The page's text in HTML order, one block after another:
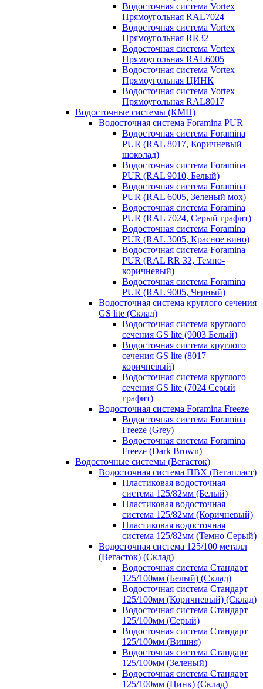
Водосточная система Vortex
Прямоугольная RAL7024
Водосточная система Vortex
Прямоугольная RR32
Водосточная система Vortex
Прямоугольная RAL6005
Водосточная система Vortex
Прямоугольная ЦИНК
Водосточная система Vortex
Прямоугольная RAL8017
Водосточные системы (КМП)
Водосточная система Foramina PUR
Водосточная система Foramina
PUR (RAL 8017, Коричневый
шоколад)
Водосточная система Foramina
PUR (RAL 9010, Белый)
Водосточная система Foramina
PUR (RAL 6005, Зеленый мох)
Водосточная система Foramina
PUR (RAL 7024, Серый графит)
Водосточная система Foramina
PUR (RAL 3005, Красное вино)
Водосточная система Foramina
PUR (RAL RR 32, Темно-
коричневый)
Водосточная система Foramina
PUR (RAL 9005, Черный)
Водосточная система круглого сечения
GS lite (Склад)
Водосточная система круглого
сечения GS lite (9003 Белый)
Водосточная система круглого
сечения GS lite (8017
коричневый)
Водосточная система круглого
сечения GS lite (7024 Серый
графит)
Водосточная система Foramina Freeze
Водосточная система Foramina
Freeze (Grey)
Водосточная система Foramina
Freeze (Dark Brown)
Водосточные системы (Вегасток)
Водосточная система ПВХ (Вегапласт)
Пластиковая водосточная
система 125/82мм (Белый)
Пластиковая водосточная
система 125/82мм (Коричневый)
Пластиковая водосточная
система 125/82мм (Темно Серый)
Водосточная система 125/100 металл
(Вегасток) (Склад)
Водосточная система Стандарт
125/100мм (Белый) (Склад)
Водосточная система Стандарт
125/100мм (Коричневый) (Склад)
Водосточная система Стандарт
125/100мм (Серый)
Водосточная система Стандарт
125/100мм (Вишня)
Водосточная система Стандарт
125/100мм (Зеленый)
Водосточная система Стандарт
125/100мм (Цинк) (Склад)